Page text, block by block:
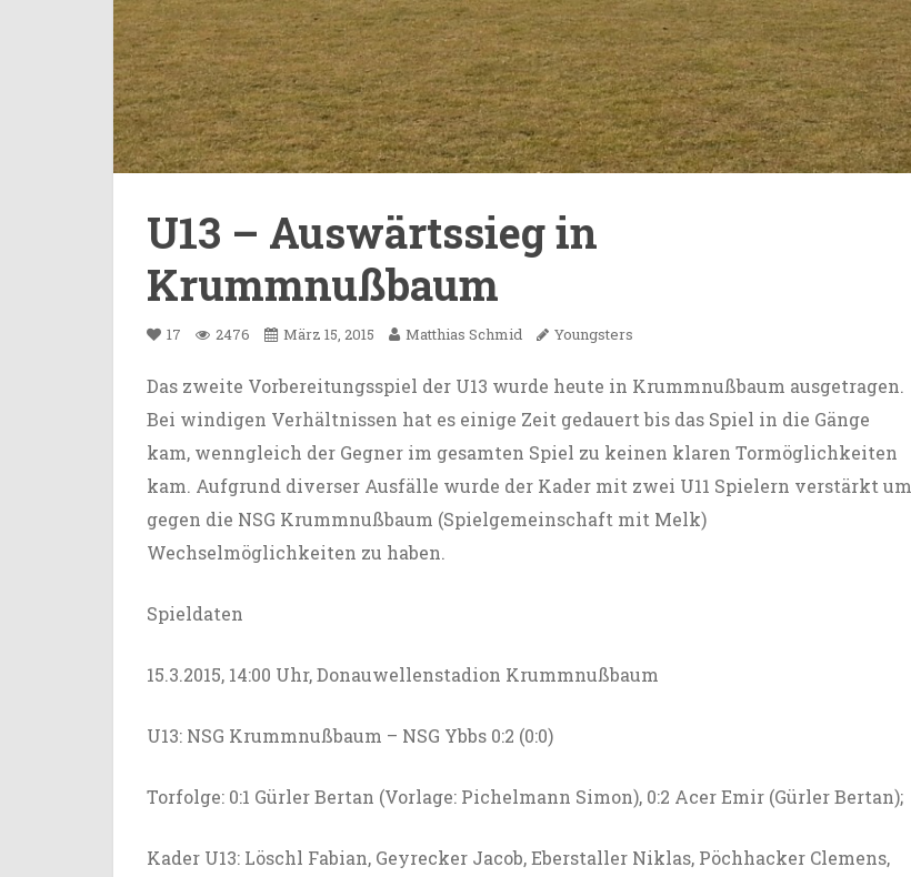
U13 – Auswärtssieg in
Krummnußbaum
17 2476 März 15, 2015 Matthias Schmid Youngsters
Das zweite Vorbereitungsspiel der U13 wurde heute in Krummnußbaum ausgetragen.
Bei windigen Verhältnissen hat es einige Zeit gedauert bis das Spiel in die Gänge
kam, wenngleich der Gegner im gesamten Spiel zu keinen klaren Tormöglichkeiten
kam. Aufgrund diverser Ausfälle wurde der Kader mit zwei U11 Spielern verstärkt um
gegen die NSG Krummnußbaum (Spielgemeinschaft mit Melk)
Wechselmöglichkeiten zu haben.
Spieldaten
15.3.2015, 14:00 Uhr, Donauwellenstadion Krummnußbaum
U13: NSG Krummnußbaum – NSG Ybbs 0:2 (0:0)
Torfolge: 0:1 Gürler Bertan (Vorlage: Pichelmann Simon), 0:2 Acer Emir (Gürler Bertan);
Kader U13: Löschl Fabian, Geyrecker Jacob, Eberstaller Niklas, Pöchhacker Clemens,